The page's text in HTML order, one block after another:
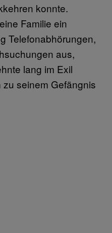
konnte.
Familie ein
Telefonabhörungen,
aus,
lang im Exil
seinem Gefängnis